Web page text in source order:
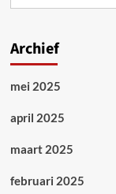
Archief
mei 2025
april 2025
maart 2025
februari 2025